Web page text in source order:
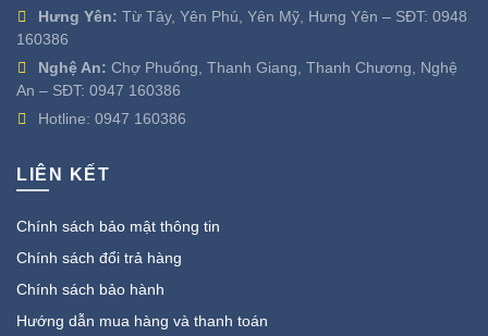
Hưng Yên: Từ Tây, Yên Phú, Yên Mỹ, Hưng Yên – SĐT: 0948
160386
Nghệ An: Chợ Phuống, Thanh Giang, Thanh Chương, Nghệ
An – SĐT: 0947 160386
Hotline: 0947 160386
LIÊN KẾT
Chính sách bảo mật thông tin
Chính sách đổi trả hàng
Chính sách bảo hành
Hướng dẫn mua hàng và thanh toán